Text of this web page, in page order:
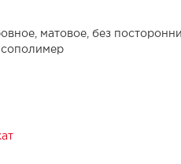
матовое, без